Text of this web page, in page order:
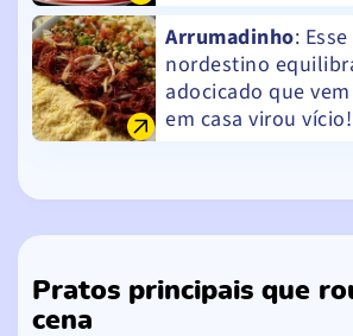
Arrumadinho:
nordestino
adocicado que
em casa virou vício!
Pratos principais que
cena